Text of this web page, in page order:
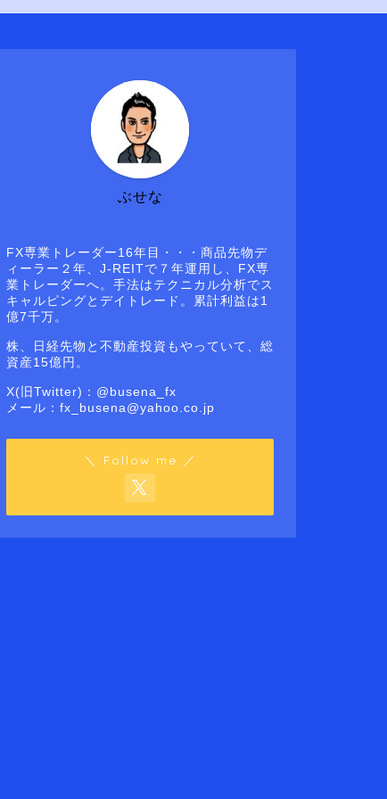
ぶせな
FX専業トレーダー16年目・・・商品先物デ
ィーラー２年、J-REITで７年運用し、FX専
業トレーダーへ。手法はテクニカル分析でス
キャルピングとデイトレード。累計利益は1
億7千万。
株、日経先物と不動産投資もやっていて、総
資産15億円。
X(旧Twitter)：@busena_fx
メール：fx_busena@yahoo.co.jp
＼ Follow me ／